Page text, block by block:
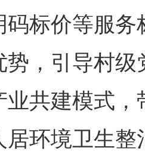
标价等服务
势，引导村
业共建模式
居环境卫生